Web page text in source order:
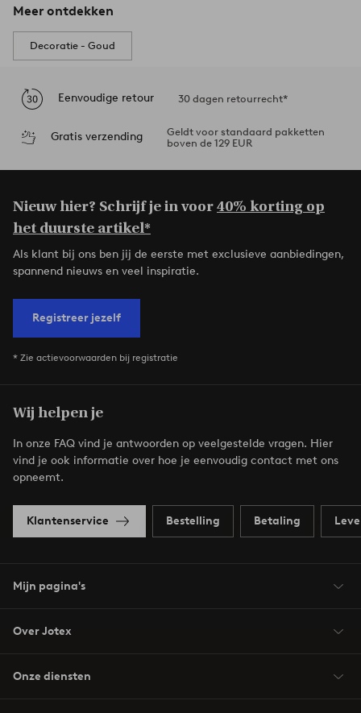
Meer ontdekken
Decoratie - Goud
Eenvoudige retour 30 dagen retourrecht*
Gratis verzending
Geldt voor standaard pakketten
boven de 129 EUR
Nieuw hier? Schrijf je in voor40% korting op
het duurste artikel*
Als klant bij ons ben jij de eerste met exclusieve aanbiedingen,
spannend nieuws en veel inspiratie.
Registreer jezelf
* Zie actievoorwaarden bij registratie
Wij helpen je
In onze FAQ vind je antwoorden op veelgestelde vragen. Hier
vind je ook informatie over hoe je eenvoudig contact met ons
opneemt.
Klantenservice Bestelling Betaling
Mijn pagina's
Over Jotex
Onze diensten